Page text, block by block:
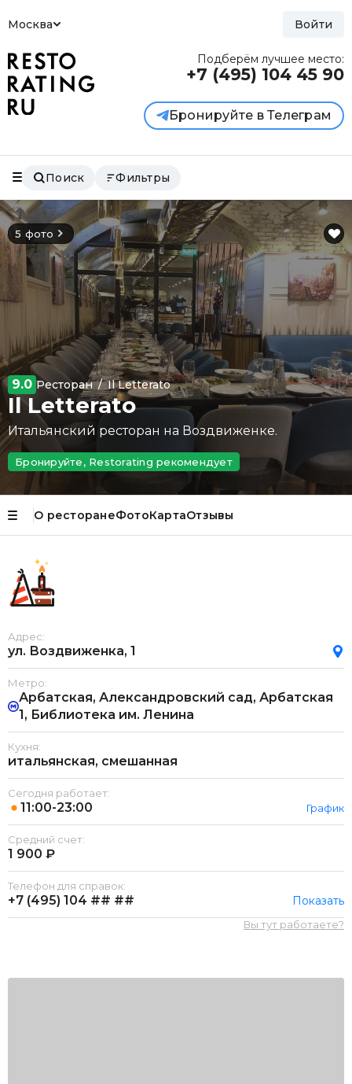
Москва Войти
Подберём лучшее место:
+7 (495) 104 45 90
Бронируйте в Телеграм
Поиск Фильтры
5 фото
9.0 Ресторан / Il Letterato
Il Letterato
Итальянский ресторан на Воздвиженке.
Бронируйте, Restorating рекомендует
О ресторанеФотоКартаОтзывы
Адрес:
ул. Воздвиженка, 1
Метро:
Арбатская, Александровский сад, Арбатская
1, Библиотека им. Ленина
Кухня:
итальянская, смешанная
Сегодня работает:
11:00-23:00 График
Средний счет:
1 900 ₽
Телефон для справок:
+7 (495) 104 ## ## Показать
Вы тут работаете?